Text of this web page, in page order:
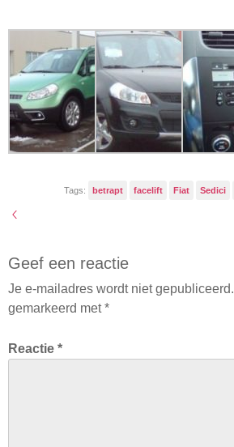
Tags: betrapt facelift Fiat Sedici
Geef een reactie
Je e-mailadres wordt niet gepubliceerd.
gemarkeerd met*
Reactie *